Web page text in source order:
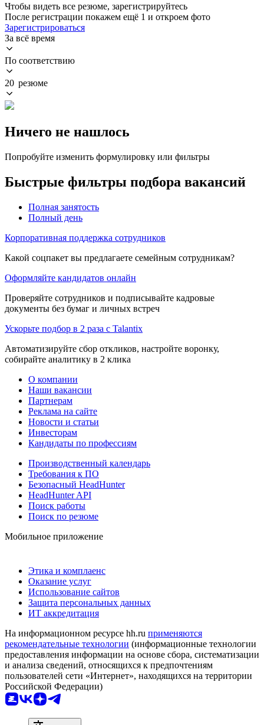
Чтобы видеть все резюме, зарегистрируйтесь
После регистрации покажем ещё 1 и откроем фото
Зарегистрироваться
За всё время
По соответствию
20 резюме
Ничего не нашлось
Попробуйте изменить формулировку или фильтры
Быстрые фильтры подбора вакансий
Полная занятость
Полный день
Корпоративная поддержка сотрудников
Какой соцпакет вы предлагаете семейным сотрудникам?
Оформляйте кандидатов онлайн
Проверяйте сотрудников и подписывайте кадровые
документы без бумаг и личных встреч
Ускорьте подбор в 2 раза с Talantix
Автоматизируйте сбор откликов, настройте воронку,
собирайте аналитику в 2 клика
О компании
Наши вакансии
Партнерам
Реклама на сайте
Новости и статьи
Инвесторам
Кандидаты по профессиям
Производственный календарь
Требования к ПО
Безопасный HeadHunter
HeadHunter API
Поиск работы
Поиск по резюме
Мобильное приложение
Этика и комплаенс
Оказание услуг
Использование сайтов
Защита персональных данных
ИТ аккредитация
На информационном ресурсе hh.ru применяются
рекомендательные технологии (информационные технологии
предоставления информации на основе сбора, систематизации
и анализа сведений, относящихся к предпочтениям
пользователей сети «Интернет», находящихся на территории
Российской Федерации)